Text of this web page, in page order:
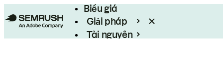
Biểu giá
Giải pháp
Tài nguyên